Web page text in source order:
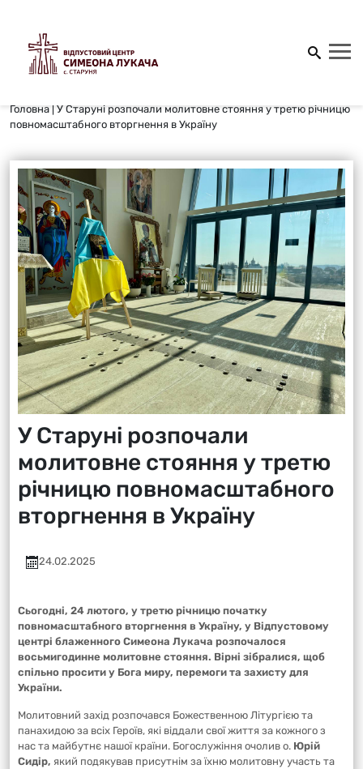
Головна | У Старуні розпочали молитовне стояння у третю річницю
повномасштабного вторгнення в Україну
У Старуні розпочали
молитовне стояння у третю
річницю повномасштабного
вторгнення в Україну
24.02.2025
Сьогодні, 24 лютого, у третю річницю початку
повномасштабного вторгнення в Україну, у Відпустовому
центрі блаженного Симеона Лукача розпочалося
восьмигодинне молитовне стояння. Вірні зібралися, щоб
спільно просити у Бога миру, перемоги та захисту для
України.
Молитовний захід розпочався Божественною Літургією та
панахидою за всіх Героїв, які віддали свої життя за кожного з
нас та майбутнє нашої країни. Богослужіння очолив о. Юрій
Сидір, який подякував присутнім за їхню молитовну участь та